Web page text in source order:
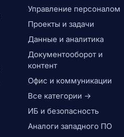
Управление персоналом
Проекты и задачи
Данные и аналитика
Документооборот и
контент
Офис и коммуникации
Все категории →
ИБ и безопасность
Аналоги западного ПО